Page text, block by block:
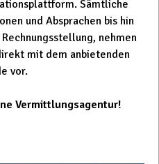
Sämtliche
und Absprachen bis hin
nehmen
mit dem anbietenden
vor.
Vermittlungsagentur!